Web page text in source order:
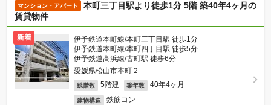
マンション・アパート
本町三丁目駅より徒歩1分 5階 築40年4ヶ月の
賃貸物件
新着
伊予鉄道本町線/本町三丁目駅 徒歩1分
伊予鉄道本町線/本町四丁目駅 徒歩5分
伊予鉄道高浜線/古町駅 徒歩6分
愛媛県松山市本町２
総階数 5階建 築年数 40年4ヶ月
建物構造 鉄筋コン